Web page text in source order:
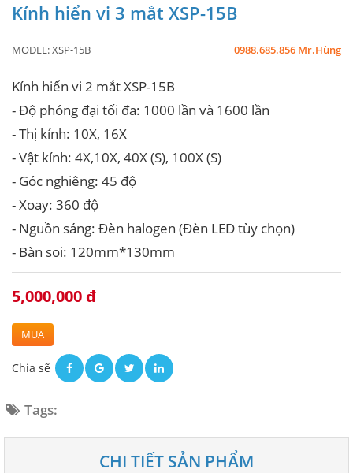
Kính hiển vi 3 mắt XSP-15B
MODEL:XSP-15B 0988.685.856 Mr.Hùng
Kính hiển vi 2 mắt XSP-15B
- Độ phóng đại tối đa: 1000 lần và 1600 lần
- Thị kính: 10X, 16X
- Vật kính: 4X,10X, 40X (S), 100X (S)
- Góc nghiêng: 45 độ
- Xoay: 360 độ
- Nguồn sáng: Đèn halogen (Đèn LED tùy chọn)
- Bàn soi: 120mm*130mm
5,000,000 đ
MUA
Chia sẽ
Tags:
CHI TIẾT SẢN PHẨM